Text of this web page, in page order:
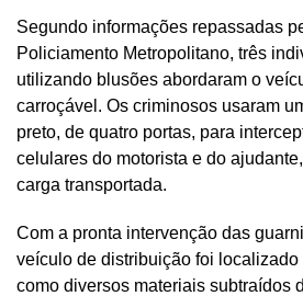
Segundo informações repassadas
Policiamento Metropolitano, três
utilizando blusões abordaram o
carroçável. Os criminosos usaram
preto, de quatro portas, para
celulares do motorista e do
carga transportada.
Com a pronta intervenção das
veículo de distribuição foi
como diversos materiais subtraídos